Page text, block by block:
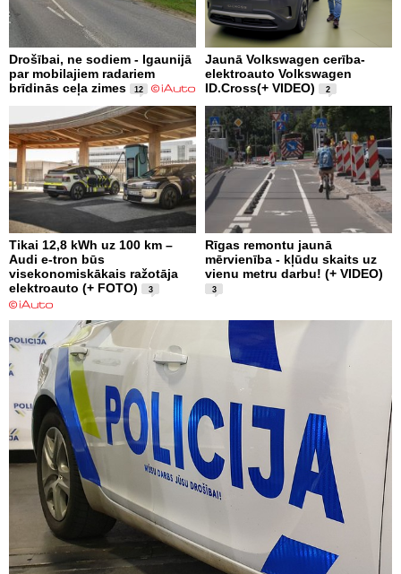
Drošībai, ne sodiem - Igaunijā
par mobilajiem radariem
brīdinās ceļa zimes
12
Jaunā Volkswagen cerība-
elektroauto Volkswagen
ID.Cross(+ VIDEO)
2
Tikai 12,8 kWh uz 100 km –
Audi e-tron būs
visekonomiskākais ražotāja
elektroauto (+ FOTO)
3
Rīgas remontu jaunā
mērvienība - kļūdu skaits uz
vienu metru darbu! (+ VIDEO)
3